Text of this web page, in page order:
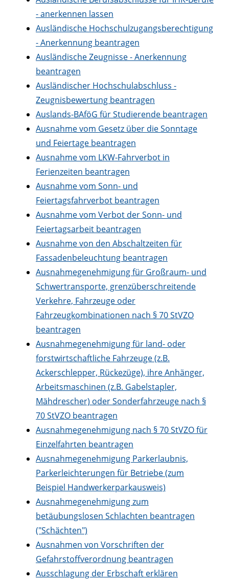
- anerkennen lassen
Ausländische Hochschulzugangsberechtigung
- Anerkennung beantragen
Ausländische Zeugnisse - Anerkennung
beantragen
Ausländischer Hochschulabschluss -
Zeugnisbewertung beantragen
Auslands-BAföG für Studierende beantragen
Ausnahme vom Gesetz über die Sonntage
und Feiertage beantragen
Ausnahme vom LKW-Fahrverbot in
Ferienzeiten beantragen
Ausnahme vom Sonn- und
Feiertagsfahrverbot beantragen
Ausnahme vom Verbot der Sonn- und
Feiertagsarbeit beantragen
Ausnahme von den Abschaltzeiten für
Fassadenbeleuchtung beantragen
Ausnahmegenehmigung für Großraum- und
Schwertransporte, grenzüberschreitende
Verkehre, Fahrzeuge oder
Fahrzeugkombinationen nach § 70 StVZO
beantragen
Ausnahmegenehmigung für land- oder
forstwirtschaftliche Fahrzeuge (z.B.
Ackerschlepper, Rückezüge), ihre Anhänger,
Arbeitsmaschinen (z.B. Gabelstapler,
Mähdrescher) oder Sonderfahrzeuge nach §
70 StVZO beantragen
Ausnahmegenehmigung nach § 70 StVZO für
Einzelfahrten beantragen
Ausnahmegenehmigung Parkerlaubnis,
Parkerleichterungen für Betriebe (zum
Beispiel Handwerkerparkausweis)
Ausnahmegenehmigung zum
betäubungslosen Schlachten beantragen
("Schächten")
Ausnahmen von Vorschriften der
Gefahrstoffverordnung beantragen
Ausschlagung der Erbschaft erklären